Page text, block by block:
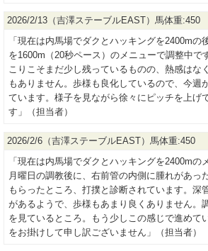
2026/2/13（吉澤ステーブルEAST）馬体重:450
「現在は内馬場でダクとハッキングを2400mの
を1600m（20秒ペース）のメニューで調整中で
こりこそまだ少し残っているものの、熱感はな
もありません。歩様も良化しているので、今週
ています。様子を見ながら徐々にピッチを上げ
す」（担当者）
2026/2/6（吉澤ステーブルEAST）馬体重:450
「現在は内馬場でダクとハッキングを2400mの
月曜日の調教後に、右前管の内側に腫れがあっ
もらったところ、打撲と診断されています。深
があるようで、歩様もあまり良くありません。
を見ているところ。もう少しこの感じで進めて
をお掛けして申し訳ございません」（担当者）